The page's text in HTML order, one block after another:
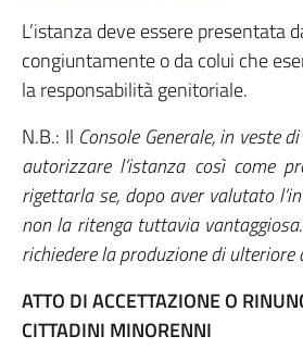
L’istanza deve essere presentata
congiuntamente o da colui che
la responsabilità genitoriale.
N.B.: Il Console Generale, in veste
autorizzare l’istanza così come
rigettarla se, dopo aver valutato
non la ritenga tuttavia vantaggiosa.
richiedere la produzione di ulteriore
ATTO DI ACCETTAZIONE O
CITTADINI MINORENNI